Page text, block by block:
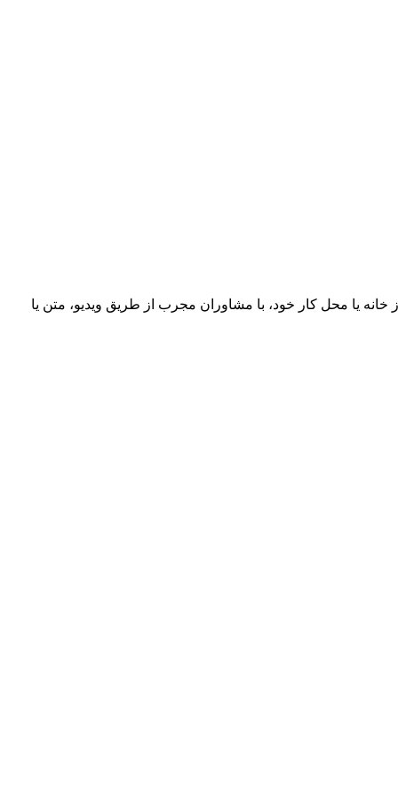
یا محل کار خود، با مشاوران مجرب از طریق ویدیو، متن یا